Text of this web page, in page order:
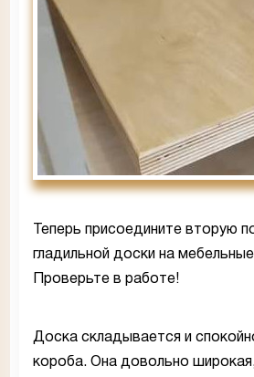
Теперь присоедините вторую
гладильной доски на
Проверьте в работе!
Доска складывается и
короба. Она довольно